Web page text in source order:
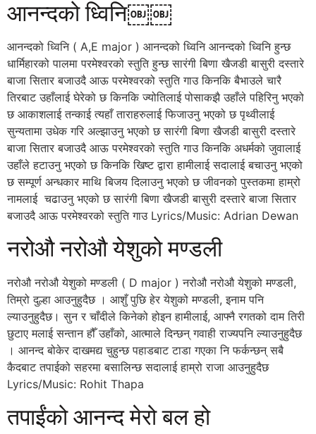
आनन्दको ध्विनि￼￼
आनन्दको ध्विनि ( A,E major ) आनन्दको ध्विनि आनन्दको ध्विनि हुन्छ
धार्मिहारको पालमा परमेश्वरको स्तुति हुन्छ सारंगी बिणा खैजडी बासुरी दस्तारे
बाजा सितार बजाउदै आऊ परमेश्वरको स्तुति गाउ किनकि बैभाउले चारै
तिरबाट उहाँलाई घेरेको छ किनकि ज्योतिलाई पोसाकझै उहाँले पहिरिनु भएको
छ आकाशलाई तन्काई त्यहाँ ताराहरुलाई फिजाउनु भएको छ पृथ्वीलाई
सुन्यतामा उधेक गरि अल्झाउनु भएको छ सारंगी बिणा खैजडी बासुरी दस्तारे
बाजा सितार बजाउदै आऊ परमेश्वरको स्तुति गाउ किनकि अधर्मको जुवालाई
उहाँले हटाउनु भएको छ किनकि खिष्ट द्वारा हामीलाई सदालाई बचाउनु भएको
छ सम्पूर्ण अन्धकार माथि बिजय दिलाउनु भएको छ जीवनको पुस्तकमा हाम्रो
नामलाई चढाउनु भएको छ सारंगी बिणा खैजडी बासुरी दस्तारे बाजा सितार
बजाउदै आऊ परमेश्वरको स्तुति गाउ Lyrics/Music: Adrian Dewan
नरोऔ नरोऔ येशुको मण्डली
नरोऔ नरोऔ येशुको मण्डली ( D major ) नरोऔ नरोऔ येशुको मण्डली,
तिम्रो दुल्हा आउनुहुदैछ । आशुँ पुछि हेर येशुको मण्डली, इनाम पनि
ल्याउनुहुदैछ। सुन र चाँदीले किनेको होइन हामीलाई, आफ्नै रगतको दाम तिरी
छुटाए मलाई सन्तान हौँ उहाँको, आत्माले दिन्छन् गवाही राज्यपनि ल्याउनुहुदैछ
। आनन्द बोकेर दाखमद्य चुहुन्छ पहाडबाट टाडा गएका नि फर्कन्छन् सबै
कैदबाट तपाईको सहरमा बसालिन्छ सदालाई हाम्रो राजा आउनुहुदैछ
Lyrics/Music: Rohit Thapa
तपाईंको आनन्द मेरो बल हो